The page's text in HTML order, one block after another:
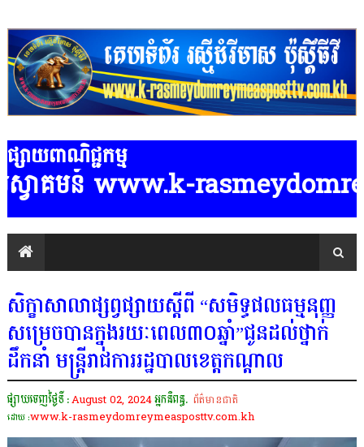
ផ្សាយពាណិជ្ជកម្ម
ន៍ www.k-
សិក្ខាសាលាផ្សព្វផ្សាយស្តីពី “សមិទ្ធផលធម្មនុញ្ញ
សម្រេចបានក្នុងរយៈពេល៣០ឆ្នាំ”ជូនដល់ថ្នាក់
ដឹកនាំ មន្ត្រីរាជការរដ្ឋបាលខេត្តកណ្តាល
ផ្សាយចេញថ្ងៃទី :August 02, 2024អ្នកនិពន្ធ. ព័ត៌មានជាតិ
ដោយ :www.k-rasmeydomreymeasposttv.com.kh